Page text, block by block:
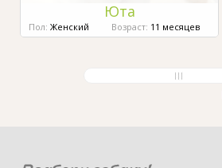
Юта
Пол: Женский Возраст: 11 месяцев